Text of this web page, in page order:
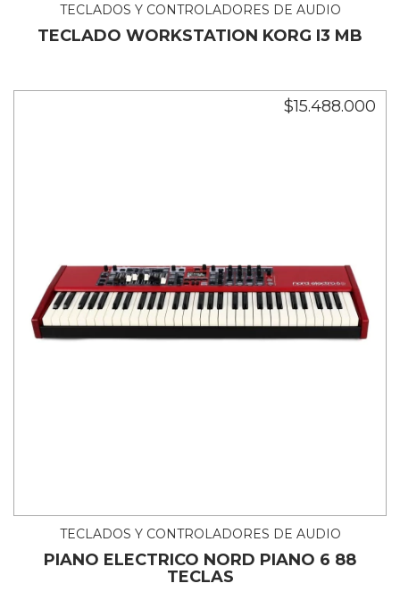
TECLADOS Y CONTROLADORES DE AUDIO
TECLADO WORKSTATION KORG I3 MB
$15.488.000
TECLADOS Y CONTROLADORES DE AUDIO
PIANO ELECTRICO NORD PIANO 6 88
TECLAS